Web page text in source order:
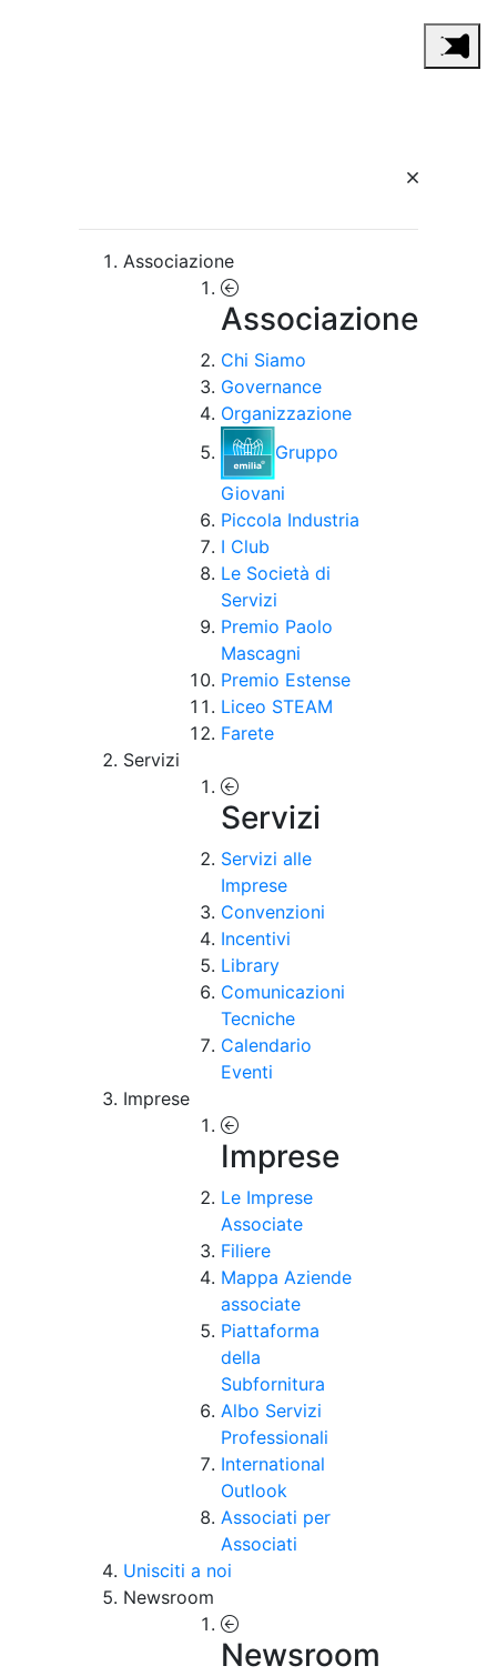
Associazione
Associazione
Chi Siamo
Governance
Organizzazione
Gruppo
Giovani
Piccola Industria
I Club
Le Società di
Servizi
Premio Paolo
Mascagni
Premio Estense
Liceo STEAM
Farete
Servizi
Servizi
Servizi alle
Imprese
Convenzioni
Incentivi
Library
Comunicazioni
Tecniche
Calendario
Eventi
Imprese
Imprese
Le Imprese
Associate
Filiere
Mappa Aziende
associate
Piattaforma
della
Subfornitura
Albo Servizi
Professionali
International
Outlook
Associati per
Associati
Unisciti a noi
Newsroom
Newsroom